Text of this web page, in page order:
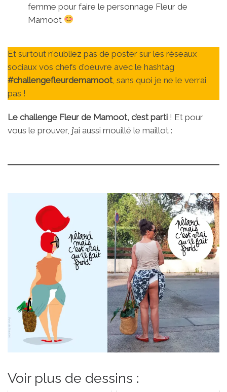
femme pour faire le personnage Fleur de
Mamoot
Et surtout n’oubliez pas de poster sur les réseaux
sociaux vos chefs d’oeuvre avec le hashtag
#challengefleurdemamoot, sans quoi je ne le verrai
pas !
Le challenge Fleur de Mamoot, c’est parti ! Et pour
vous le prouver, j’ai aussi mouillé le maillot :
Voir plus de dessins :